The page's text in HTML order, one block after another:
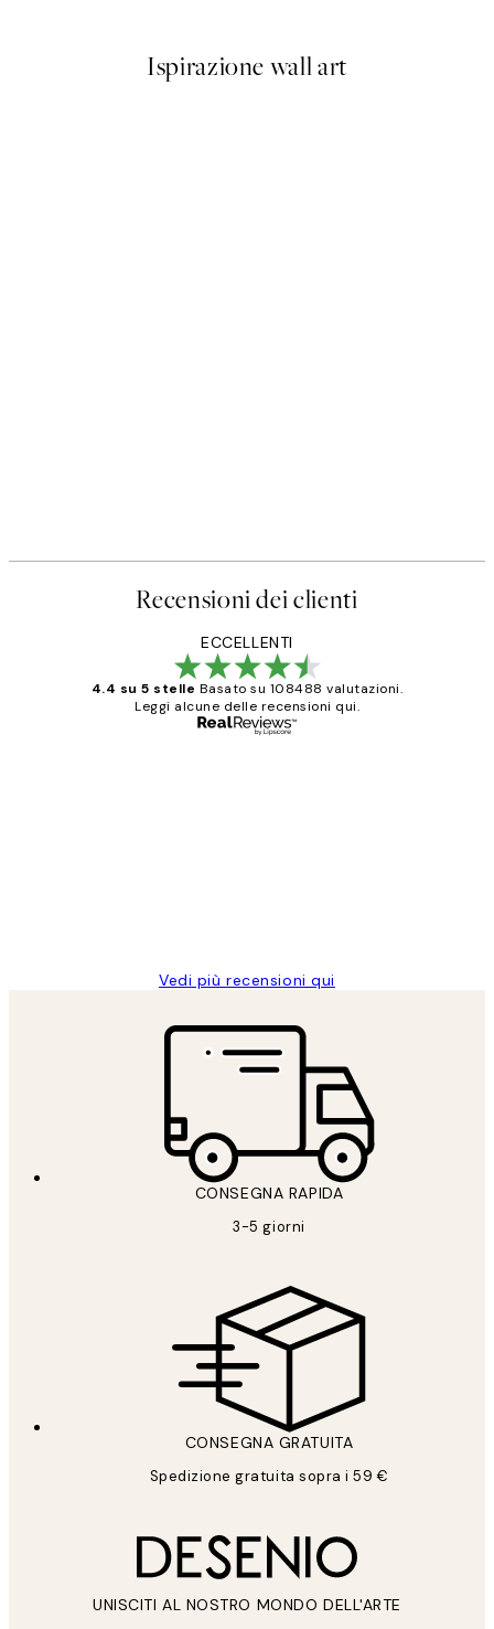
Ispirazione wall art
Recensioni dei clienti
ECCELLENTI
4.4 su 5 stelle Basato su 108488 valutazioni.
Leggi alcune delle recensioni qui.
Vedi più recensioni qui
CONSEGNA RAPIDA
3-5 giorni
CONSEGNA GRATUITA
Spedizione gratuita sopra i 59 €
UNISCITI AL NOSTRO MONDO DELL'ARTE